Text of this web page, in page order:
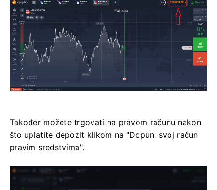
Također možete trgovati na pravom računu nakon
što uplatite depozit klikom na "Dopuni svoj račun
pravim sredstvima".